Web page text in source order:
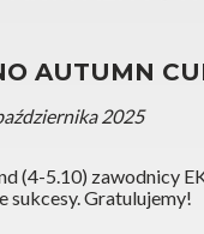
AUTUMN
2025
(4-5.10) zawodnicy
sukcesy. Gratulujemy!